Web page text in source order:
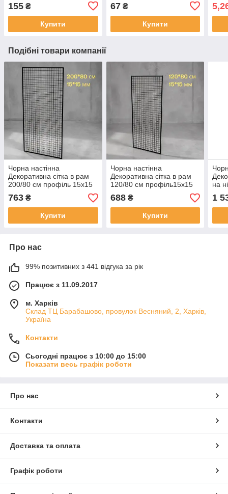
155 ₴
Купити
67₴
Купити
Подібні товари компанії
Чорна настінна
Декоративна сітка в рам
200/80 см профіль 15х15
мм (від виробника оптом
та в роздріб)
763 ₴
Купити
Чорна настінна
Декоративна сітка в рам
120/80 см профіль15х15
мм (від виробника оптом
та в роздріб)
688₴
Купити
на
1
Про нас
99% позитивних з 441 відгука за рік
Працює з 11.09.2017
м. Харків
Склад ТЦ Барабашово, провулок Весняний, 2, Харків,
Україна
Контакти
Сьогодні працює з 10:00 до 15:00
Показати весь графік роботи
Про нас
Контакти
Доставка та оплата
Графік роботи